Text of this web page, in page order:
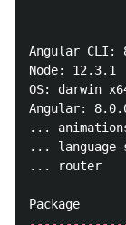
Angular CLI:
Node: 12.3.1
OS: darwin
Angular:
...
... language-
... router